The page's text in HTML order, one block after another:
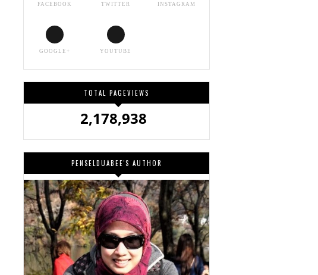
FACEBOOK TWITTER INSTAGRAM
GOOGLE+ YOUTUBE
TOTAL PAGEVIEWS
2,178,938
PENSELDUABEE'S AUTHOR